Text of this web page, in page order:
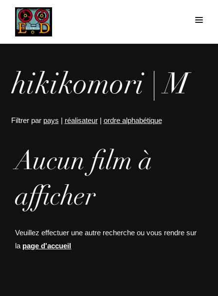
hikikomori | M
Filtrer par pays | réalisateur| ordre alphabétique
Aucun film à
afficher
Veuillez effectuer une autre recherche ou vous rendre sur
la page d'accueil